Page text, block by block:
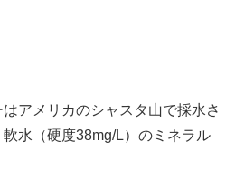
アメリカのシャスタ山で採水さ
水（硬度38mg/L）のミネラル